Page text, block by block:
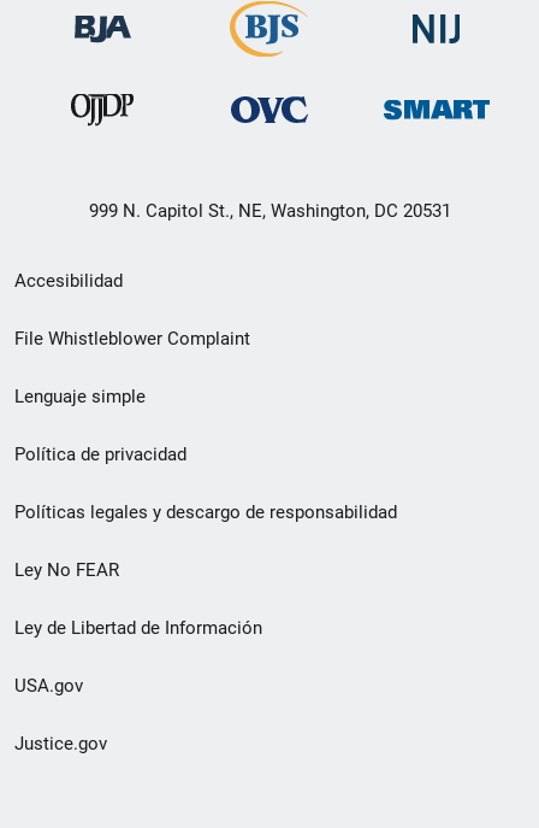
999 N. Capitol St., NE, Washington, DC 20531
Menú
de
de
pie
de
página
Accesibilidad
File Whistleblower Complaint
Lenguaje simple
Política de privacidad
Políticas legales y descargo de responsabilidad
Ley No FEAR
Ley de Libertad de Información
USA.gov
Justice.gov